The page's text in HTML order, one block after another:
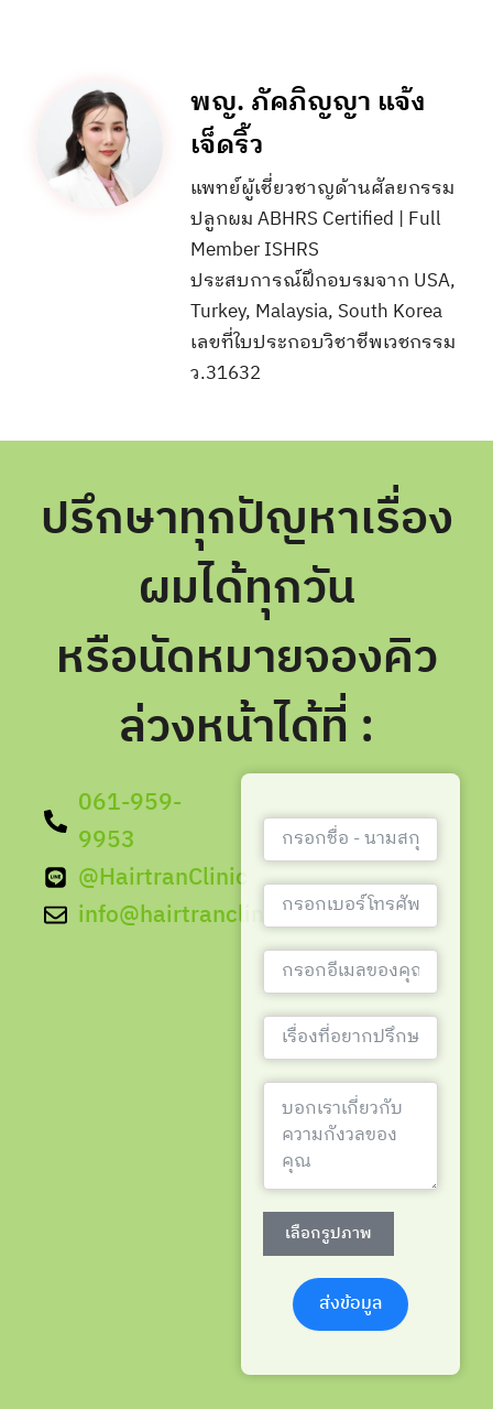
พญ. ภัคภิญญา แจ้ง
เจ็ดริ้ว
แพทย์ผู้เชี่ยวชาญด้านศัลยกรรม
ปลูกผม ABHRS Certified | Full
Member ISHRS
ประสบการณ์ฝึกอบรมจาก USA,
Turkey, Malaysia, South Korea
เลขที่ใบประกอบวิชาชีพเวชกรรม
ว.31632
ปรึกษาทุกปัญหาเรื่อง
ผมได้ทุกวัน
หรือนัดหมายจองคิว
ล่วงหน้าได้ที่ :
061-959-
9953
@HairtranClinic
info@hairtranclinic.com
เลือกรูปภาพ
ส่งข้อมูล